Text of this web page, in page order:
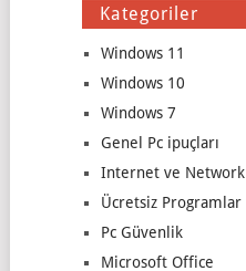
Kategoriler
Windows 11
Windows 10
Windows 7
Genel Pc ipuçları
Internet ve Network
Ücretsiz Programlar
Pc Güvenlik
Microsoft Office